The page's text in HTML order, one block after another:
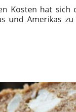
Kosten hat sich
und Amerikas